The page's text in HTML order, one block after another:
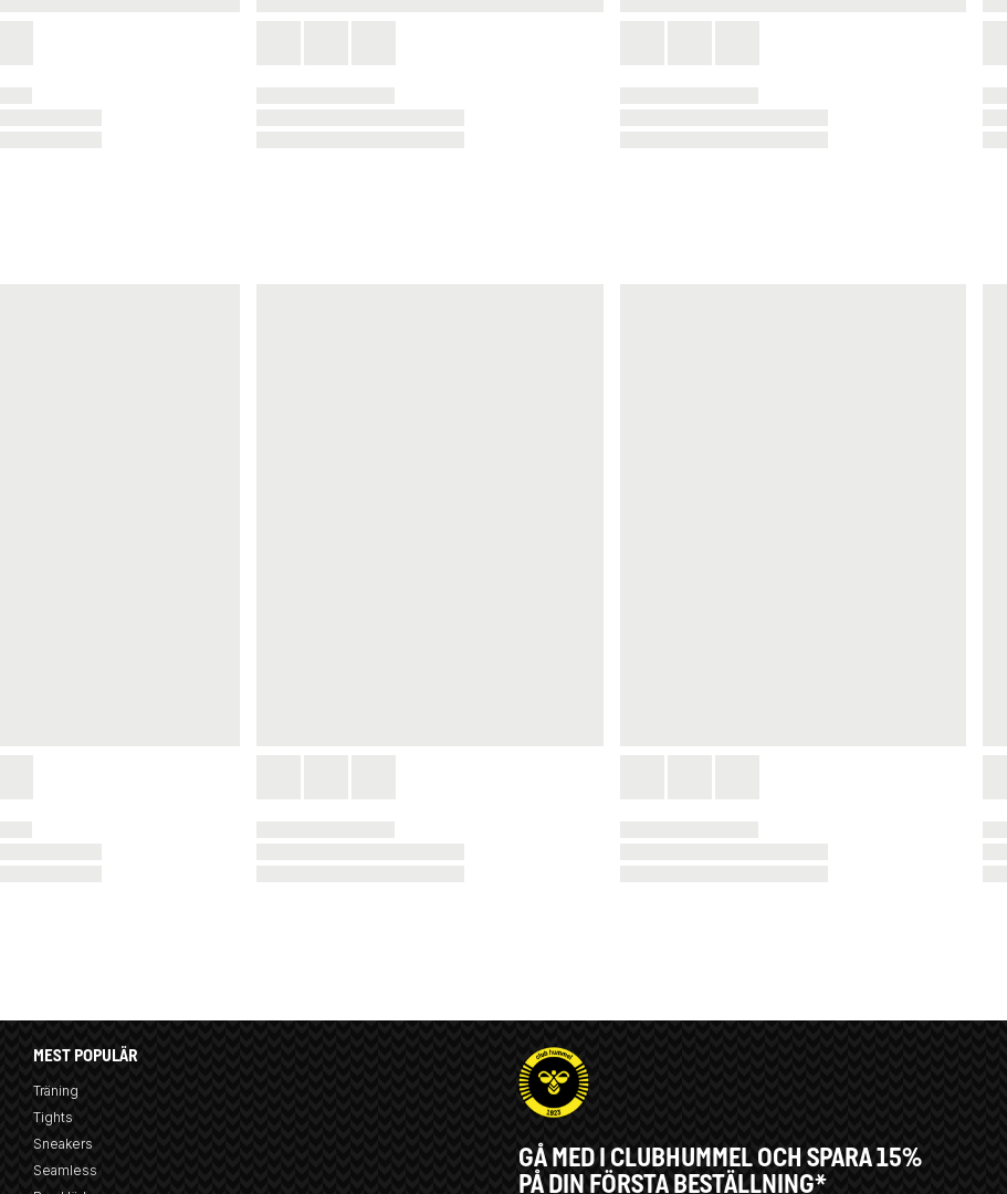
MEST POPULÄR
Träning
Tights
Sneakers
Seamless
GÅ MED I CLUBHUMMEL OCH SPARA 15%
PÅ DIN FÖRSTA BESTÄLLNING*